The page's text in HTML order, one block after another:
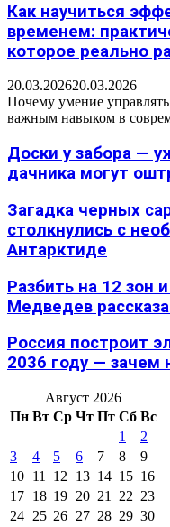
Как научиться
временем:
которое реально
20.03.202620.03.2026
Почему умение
важным навыком в
Доски у забора —
дачника могут
Загадка черных
столкнулись с
Антарктиде
Разбить на 12 зон
Медведев
Россия построит
2036 году — зачем
Август 2026
Пн Вт Ср Чт Пт Сб Вс
1
2
3
4 5 6 7 8
9
10 11 12 13 14 15 16
17 18 19 20 21 22 23
24 25 26 27 28 29 30